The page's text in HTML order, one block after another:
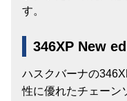
す。
346XP New
ハスクバーナの
性に優れたチェーン